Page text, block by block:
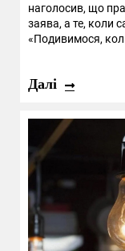
наголосив, що
заява, а те, коли
«Подивимося,
Далі